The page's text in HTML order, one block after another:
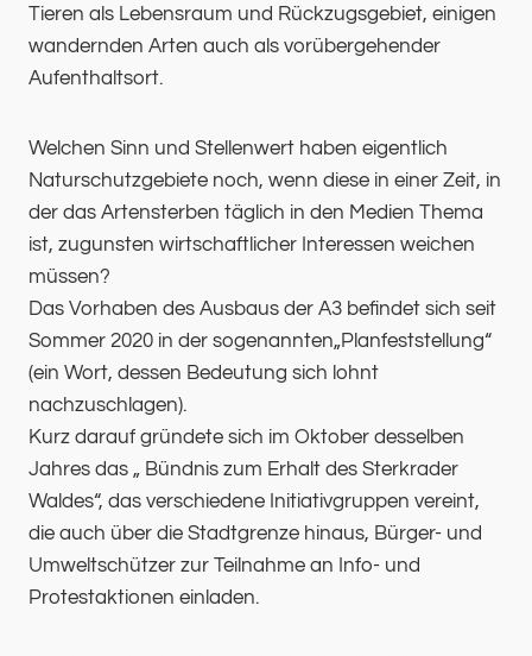
Tieren als Lebensraum und Rückzugsgebiet, einigen
wandernden Arten auch als vorübergehender
Aufenthaltsort.
Welchen Sinn und Stellenwert haben eigentlich
Naturschutzgebiete noch, wenn diese in einer Zeit, in
der das Artensterben täglich in den Medien Thema
ist, zugunsten wirtschaftlicher Interessen weichen
müssen?
Das Vorhaben des Ausbaus der A3 befindet sich seit
Sommer 2020 in der sogenannten„Planfeststellung“
(ein Wort, dessen Bedeutung sich lohnt
nachzuschlagen).
Kurz darauf gründete sich im Oktober desselben
Jahres das „ Bündnis zum Erhalt des Sterkrader
Waldes“, das verschiedene Initiativgruppen vereint,
die auch über die Stadtgrenze hinaus, Bürger- und
Umweltschützer zur Teilnahme an Info- und
Protestaktionen einladen.